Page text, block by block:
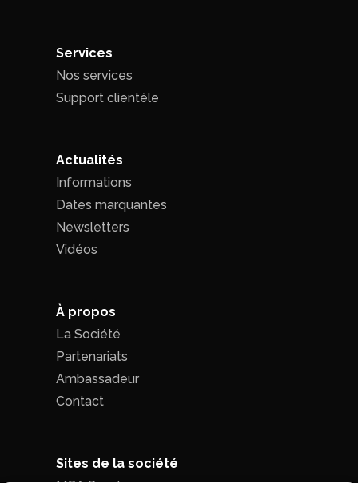
Services
Nos services
Support clientèle
Actualités
Informations
Dates marquantes
Newsletters
Vidéos
À propos
La Société
Partenariats
Ambassadeur
Contact
Sites de la société